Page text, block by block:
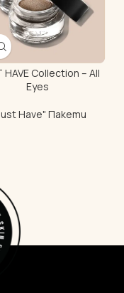
HAVE Collection – All
Eyes
Have" Пакети